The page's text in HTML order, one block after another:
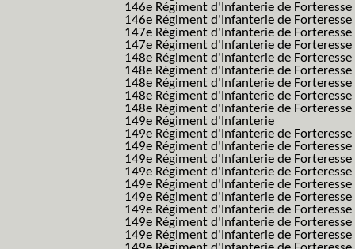
146e Régiment d'Infanterie de
146e Régiment d'Infanterie de
147e Régiment d'Infanterie de Forteresse
147e Régiment d'Infanterie de Forteresse
148e Régiment d'Infanterie de Forteresse
148e Régiment d'Infanterie de Forteresse
148e Régiment d'Infanterie de Forteresse
148e Régiment d'Infanterie de Forteresse
148e Régiment d'Infanterie de Forteresse
149e Régiment d'Infanterie
149e Régiment d'Infanterie de
149e Régiment d'Infanterie de
149e Régiment d'Infanterie de
149e Régiment d'Infanterie de
149e Régiment d'Infanterie de
149e Régiment d'Infanterie de
149e Régiment d'Infanterie de
149e Régiment d'Infanterie de
149e Régiment d'Infanterie de